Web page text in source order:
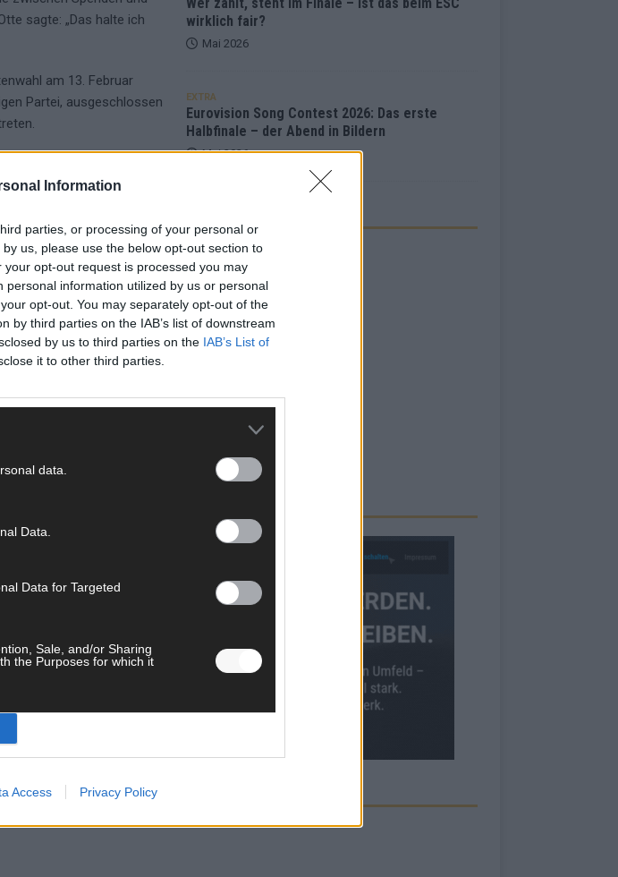
Information
parties, or processing of your personal or
us, please use the below opt-out section to
opt-out request is processed you may
information utilized by us or personal
opt-out. You may separately opt-out of the
by third parties on the IAB’s list of downstream
by us to third parties on the IAB’s List of
it to other third parties.
data.
Data.
Data for Targeted
Sale, and/or Sharing
the Purposes for which it
Access Privacy Policy
sagte: „Das halte ich
am 13. Februar
Partei, ausgeschlossen
wirklich fair?
Mai 2026
EXTRA
Eurovision Song Contest 2026: Das erste
Halbfinale – der Abend in Bildern
Mai 2026